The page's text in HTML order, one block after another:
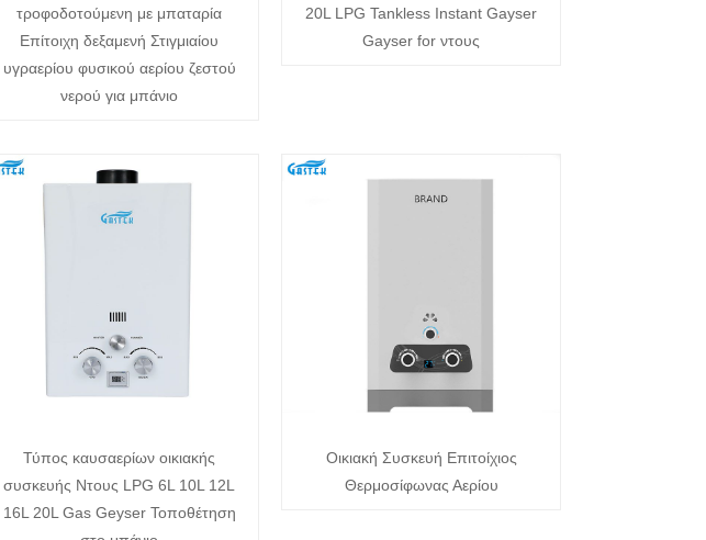
τροφοδοτούμενη με μπαταρία
Επίτοιχη δεξαμενή Στιγμιαίου
υγραερίου φυσικού αερίου ζεστού
νερού για μπάνιο
20L LPG Tankless Instant Gayser
Gayser for ντους
Τύπος καυσαερίων οικιακής
συσκευής Ντους LPG 6L 10L 12L
16L 20L Gas Geyser Τοποθέτηση
Οικιακή Συσκευή Επιτοίχιος
Θερμοσίφωνας Αερίου